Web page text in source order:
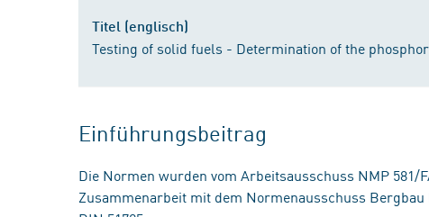
Titel (englisch)
Testing of solid fuels - Determination of the
Einführungsbeitrag
Die Normen wurden vom Arbeitsausschuss NMP
Zusammenarbeit mit dem Normenausschuss Bergbau